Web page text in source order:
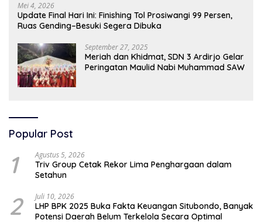
Mei 4, 2026
Update Final Hari Ini: Finishing Tol Prosiwangi 99 Persen,
Ruas Gending–Besuki Segera Dibuka
September 27, 2025
Meriah dan Khidmat, SDN 3 Ardirjo Gelar
Peringatan Maulid Nabi Muhammad SAW
Popular Post
1 Agustus 5, 2026
Triv Group Cetak Rekor Lima Penghargaan dalam
Setahun
2 Juli 10, 2026
LHP BPK 2025 Buka Fakta Keuangan Situbondo, Banyak
Potensi Daerah Belum Terkelola Secara Optimal